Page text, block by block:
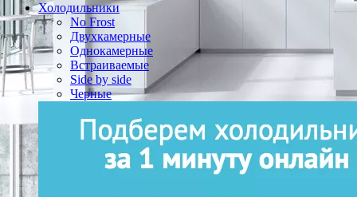
Холодильники
No Frost
Двухкамерные
Однокамерные
Встраиваемые
Side by side
Черные